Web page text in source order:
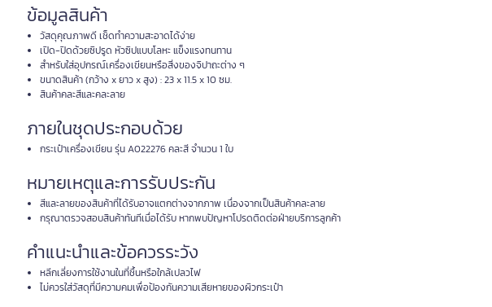
ข้อมูลสินค้า
วัสดุคุณภาพดี เช็ดทำความสะอาดได้ง่าย
เปิด-ปิดด้วยซิปรูด หัวซิปแบบโลหะ แข็งแรงทนทาน
สำหรับใส่อุปกรณ์เครื่องเขียนหรือสิ่งของจิปาถะต่าง ๆ
ขนาดสินค้า (กว้าง x ยาว x สูง) : 23 x 11.5 x 10 ซม.
สินค้าคละสีและคละลาย
ภายในชุดประกอบด้วย
กระเป๋าเครื่องเขียน รุ่น A022276 คละสี จำนวน 1 ใบ
หมายเหตุและการรับประกัน
สีและลายของสินค้าที่ได้รับอาจแตกต่างจากภาพ เนื่องจากเป็นสินค้าคละลาย
กรุณาตรวจสอบสินค้าทันทีเมื่อได้รับ หากพบปัญหาโปรดติดต่อฝ่ายบริการลูกค้า
คำแนะนำและข้อควรระวัง
หลีกเลี่ยงการใช้งานในที่ชื้นหรือใกล้เปลวไฟ
ไม่ควรใส่วัสดุที่มีความคมเพื่อป้องกันความเสียหายของผิวกระเป๋า